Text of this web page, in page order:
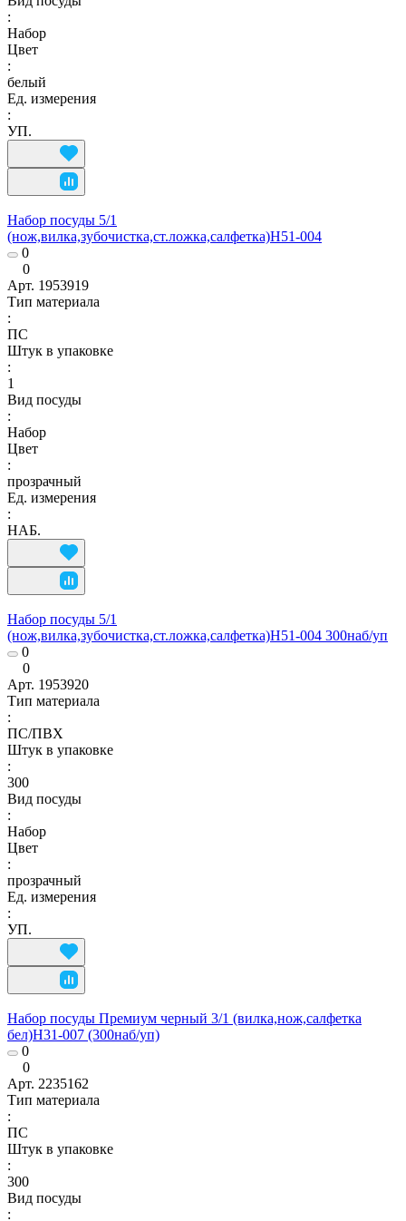
:
Набор
Цвет
:
белый
Ед. измерения
:
УП.
Набор посуды 5/1
(нож,вилка,зубочистка,ст.ложка,салфетка)Н51-004
0
0
Арт. 1953919
Тип материала
:
ПС
Штук в упаковке
:
1
Вид посуды
:
Набор
Цвет
:
прозрачный
Ед. измерения
:
НАБ.
Набор посуды 5/1
(нож,вилка,зубочистка,ст.ложка,салфетка)Н51-004 300наб/уп
0
0
Арт. 1953920
Тип материала
:
ПС/ПВХ
Штук в упаковке
:
300
Вид посуды
:
Набор
Цвет
:
прозрачный
Ед. измерения
:
УП.
Набор посуды Премиум черный 3/1 (вилка,нож,салфетка
бел)Н31-007 (300наб/уп)
0
0
Арт. 2235162
Тип материала
:
ПС
Штук в упаковке
:
300
Вид посуды
: